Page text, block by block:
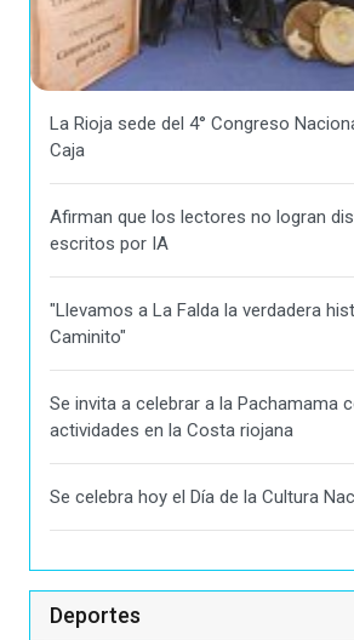
La Rioja sede del 4° Congreso
Caja
Afirman que los lectores no logran
escritos por IA
"Llevamos a La Falda la verdadera
Caminito"
Se invita a celebrar a la Pachamama
actividades en la Costa riojana
Se celebra hoy el Día de la Cultura
Deportes